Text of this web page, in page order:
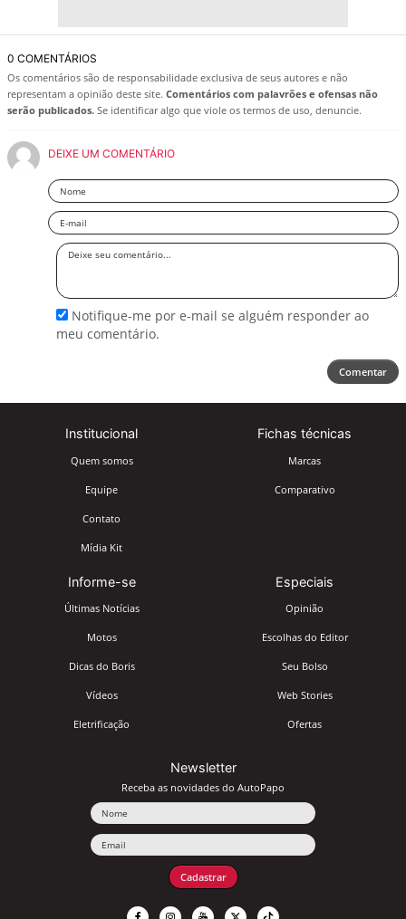
0 COMENTÁRIOS
Os comentários são de responsabilidade exclusiva de seus autores e não
representam a opinião deste site. Comentários com palavrões e ofensas não
serão publicados. Se identificar algo que viole os termos de uso, denuncie.
DEIXE UM COMENTÁRIO
Nome
Email
Deixe
Notifique-me por e-mail se alguém responder ao
meu comentário.
Comentar
Institucional
Quem somos
Equipe
Contato
Mídia Kit
Fichas técnicas
Marcas
Comparativo
Informe-se
Últimas Notícias
Motos
Dicas do Boris
Vídeos
Eletrificação
Especiais
Opinião
Escolhas do Editor
Seu Bolso
Web Stories
Ofertas
Newsletter
Receba as novidades do AutoPapo
Cadastrar